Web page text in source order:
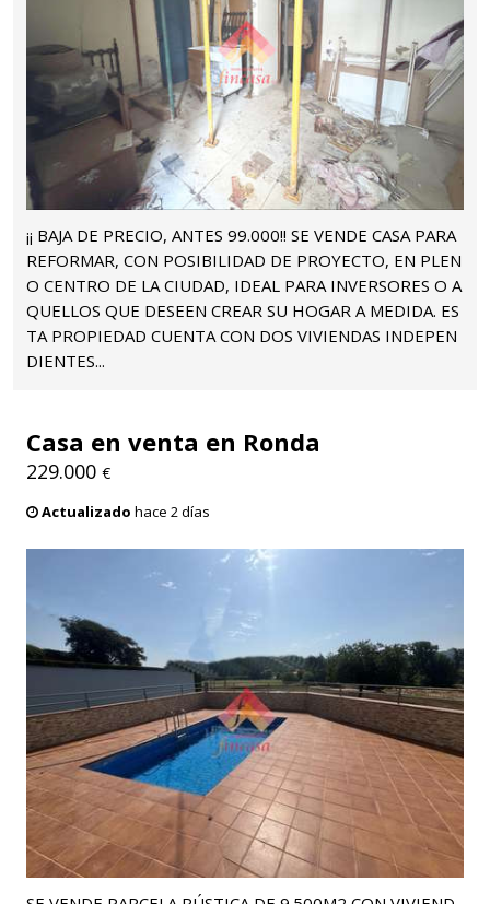
¡¡ BAJA DE PRECIO, ANTES 99.000!! SE VENDE CASA PARA
REFORMAR, CON POSIBILIDAD DE PROYECTO, EN PLEN
O CENTRO DE LA CIUDAD, IDEAL PARA INVERSORES O A
QUELLOS QUE DESEEN CREAR SU HOGAR A MEDIDA. ES
TA PROPIEDAD CUENTA CON DOS VIVIENDAS INDEPEN
DIENTES...
Casa en venta en Ronda
229.000 €
Actualizado hace 2 días